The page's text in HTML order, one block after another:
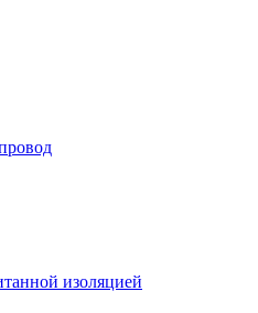
изоляцией